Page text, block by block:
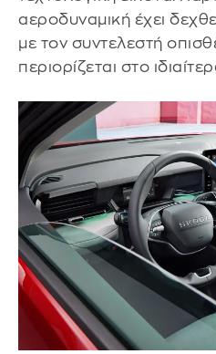
αεροδυναμική έχει
με τον συντελεστή
περιορίζεται στο